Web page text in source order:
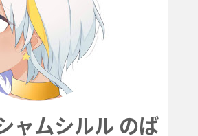
ャムシルル のば